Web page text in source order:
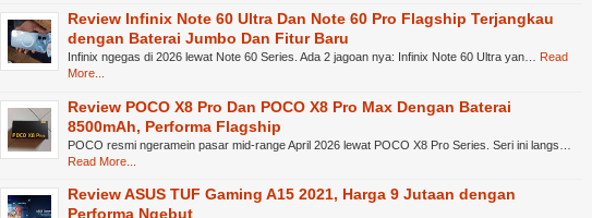
Review Infinix Note 60 Ultra Dan Note 60 Pro Flagship Terjangkau
dengan Baterai Jumbo Dan Fitur Baru
Infinix ngegas di 2026 lewat Note 60 Series. Ada 2 jagoan nya: Infinix Note 60 Ultra yan…
Read
More...
Review POCO X8 Pro Dan POCO X8 Pro Max Dengan Baterai
8500mAh, Performa Flagship
POCO resmi ngeramein pasar mid-range April 2026 lewat POCO X8 Pro Series. Seri ini langs…
Read More...
Review ASUS TUF Gaming A15 2021, Harga 9 Jutaan dengan
Performa Ngebut